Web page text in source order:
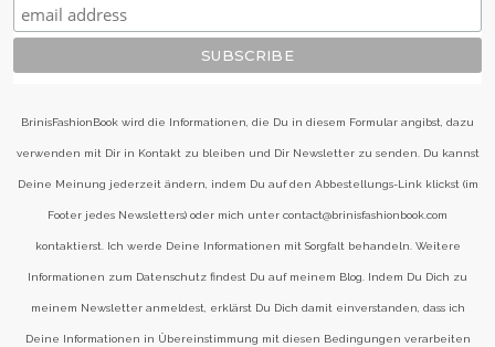
BrinisFashionBook wird die Informationen, die Du in diesem Formular angibst, dazu
verwenden mit Dir in Kontakt zu bleiben und Dir Newsletter zu senden. Du kannst
Deine Meinung jederzeit ändern, indem Du auf den Abbestellungs-Link klickst (im
Footer jedes Newsletters) oder mich unter contact@brinisfashionbook.com
kontaktierst. Ich werde Deine Informationen mit Sorgfalt behandeln. Weitere
Informationen zum Datenschutz findest Du auf meinem Blog. Indem Du Dich zu
meinem Newsletter anmeldest, erklärst Du Dich damit einverstanden, dass ich
Deine Informationen in Übereinstimmung mit diesen Bedingungen verarbeiten